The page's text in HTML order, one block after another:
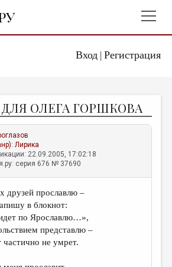
Вход| Регистрация
ОЛЕГА ГОРШКОВА
Лирика
22.09.2005, 17:02:18
серия 676 № 37690
друзей прославлю –
в блокнот:
по Ярославлю…»,
представлю –
частично не умрет.